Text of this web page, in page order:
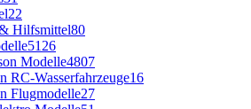
22
Hilfsmittel80
5126
Modelle4807
RC-Wasserfahrzeuge16
Flugmodelle27